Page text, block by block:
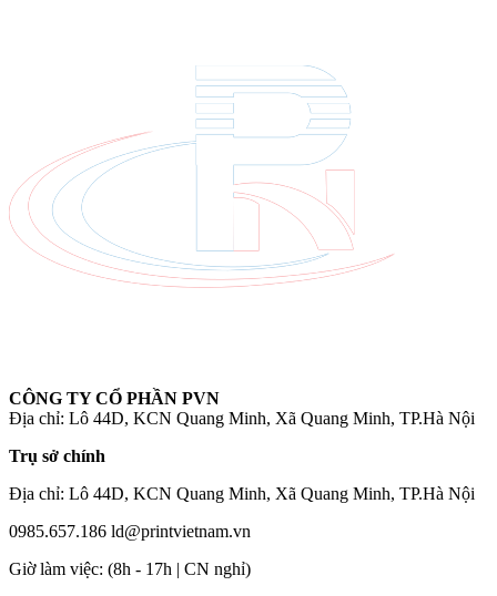
CÔNG TY CỔ PHẦN PVN
Địa chỉ: Lô 44D, KCN Quang Minh, Xã Quang Minh, TP.Hà Nội
Trụ sở chính
Địa chỉ: Lô 44D, KCN Quang Minh, Xã Quang Minh, TP.Hà Nội
0985.657.186 ld@printvietnam.vn
​Giờ làm việc: (8h - 17h | CN nghỉ)